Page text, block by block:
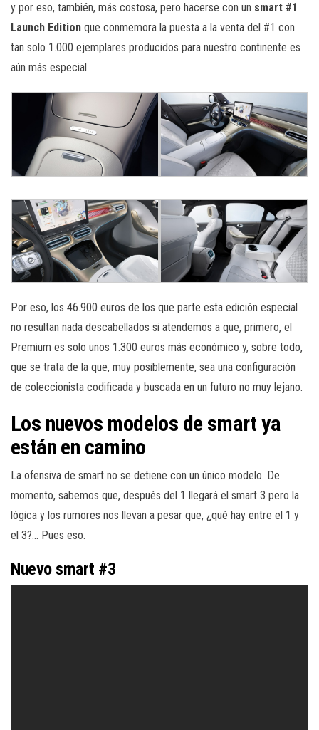
y por eso, también, más costosa, pero hacerse con un smart #1
Launch Edition que conmemora la puesta a la venta del #1 con
tan solo 1.000 ejemplares producidos para nuestro continente es
aún más especial.
Por eso, los 46.900 euros de los que parte esta edición especial
no resultan nada descabellados si atendemos a que, primero, el
Premium es solo unos 1.300 euros más económico y, sobre todo,
que se trata de la que, muy posiblemente, sea una configuración
de coleccionista codificada y buscada en un futuro no muy lejano.
Los nuevos modelos de smart ya
están en camino
La ofensiva de smart no se detiene con un único modelo. De
momento, sabemos que, después del 1 llegará el smart 3 pero la
lógica y los rumores nos llevan a pesar que, ¿qué hay entre el 1 y
el 3?… Pues eso.
Nuevo smart #3